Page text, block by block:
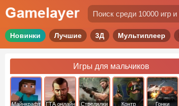
Новинки Лучшие 3Д Мультиплеер
Игры для мальчиков
Майнкрафт ГТА онлайн Стрелялки
Контр
Гонки